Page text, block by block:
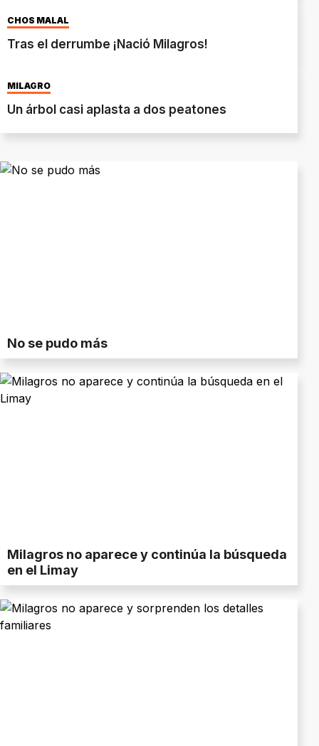
CHOS MALAL
Tras el derrumbe ¡Nació Milagros!
MILAGRO
Un árbol casi aplasta a dos peatones
No se pudo más
Milagros no aparece y continúa la búsqueda
en el Limay